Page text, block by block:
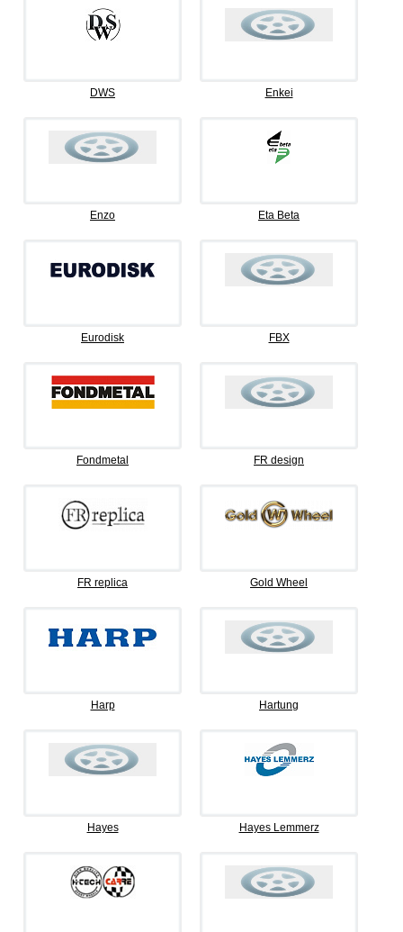
DWS Enkei
Enzo Eta Beta
Eurodisk FBX
Fondmetal FR design
FR replica Gold Wheel
Harp Hartung
Hayes Hayes Lemmerz